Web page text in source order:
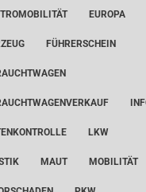
EUROPA
FÜHRERSCHEIN
LKW
MAUT MOBILITÄT